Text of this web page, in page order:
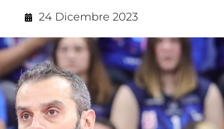
24 Dicembre 2023